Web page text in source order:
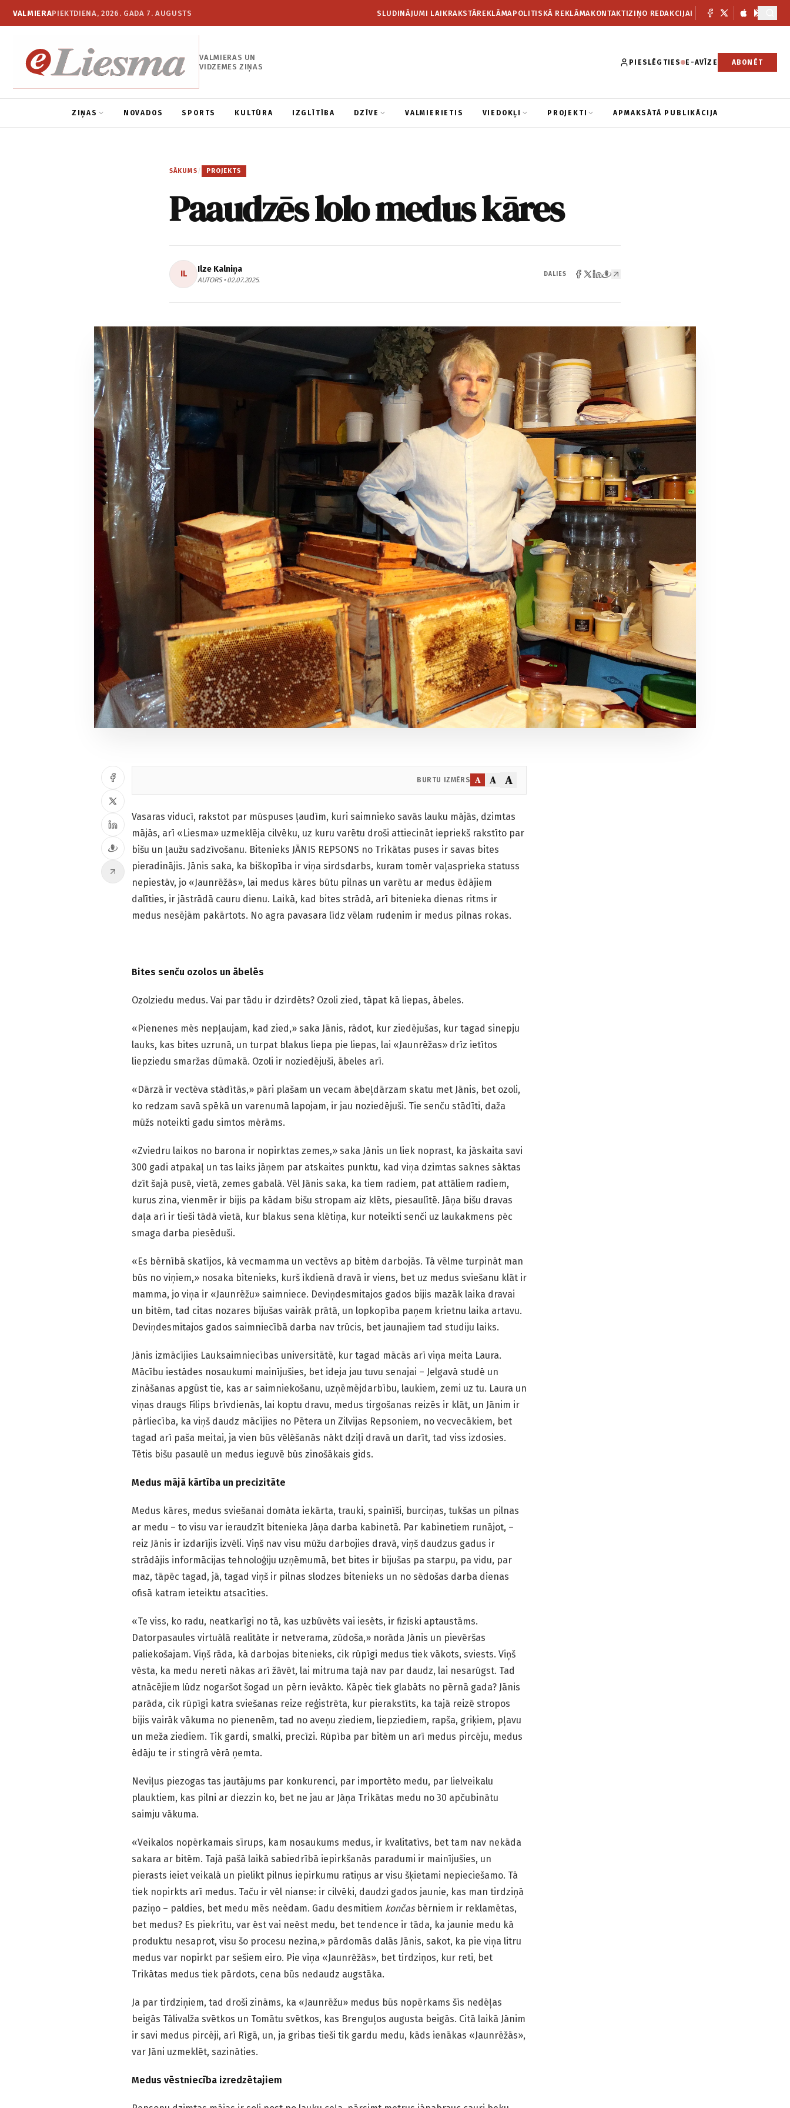
VALMIERAPIEKTDIENA, 2026. GADA 7. AUGUSTS SLUDINĀJUMI LAIKRAKSTĀREKLĀMAPOLITISKĀ REKLĀMAKONTAKTIZIŅO REDAKCIJAI
VALMIERAS UN
VIDZEMES ZIŅAS
PIESLĒGTIES E-AVĪZE ABONĒT
ZIŅAS NOVADOS SPORTS KULTŪRA IZGLĪTĪBA DZĪVE VALMIERIETIS VIEDOKĻI PROJEKTI APMAKSĀTĀ PUBLIKĀCIJA
SĀKUMS / PROJEKTS
Paaudzēs lolo medus kāres
IL Ilze Kalniņa
AUTORS • 02.07.2025.
DALIES
BURTU IZMĒRS A A A
Vasaras viducī, rakstot par mūspuses ļaudīm, kuri saimnieko savās lauku mājās, dzimtas
mājās, arī «Liesma» uzmeklēja cilvēku, uz kuru varētu droši attiecināt iepriekš rakstīto par
bišu un ļaužu sadzīvošanu. Bitenieks JĀNIS REPSONS no Trikātas puses ir savas bites
pieradinājis. Jānis saka, ka biškopība ir viņa sirdsdarbs, kuram tomēr vaļasprieka statuss
nepiestāv, jo «Jaunrēžās», lai medus kāres būtu pilnas un varētu ar medus ēdājiem
dalīties, ir jāstrādā cauru dienu. Laikā, kad bites strādā, arī bitenieka dienas ritms ir
medus nesējām pakārtots. No agra pavasara līdz vēlam rudenim ir medus pilnas rokas.
Bites senču ozolos un ābelēs
Ozolziedu medus. Vai par tādu ir dzirdēts? Ozoli zied, tāpat kā liepas, ābeles.
«Pienenes mēs nepļaujam, kad zied,» saka Jānis, rādot, kur ziedējušas, kur tagad sinepju
lauks, kas bites uzrunā, un turpat blakus liepa pie liepas, lai «Jaunrēžas» drīz ietītos
liepziedu smaržas dūmakā. Ozoli ir noziedējuši, ābeles arī.
«Dārzā ir vectēva stādītās,» pāri plašam un vecam ābeļdārzam skatu met Jānis, bet ozoli,
ko redzam savā spēkā un varenumā lapojam, ir jau noziedējuši. Tie senču stādīti, daža
mūžs noteikti gadu simtos mērāms.
«Zviedru laikos no barona ir nopirktas zemes,» saka Jānis un liek noprast, ka jāskaita savi
300 gadi atpakaļ un tas laiks jāņem par atskaites punktu, kad viņa dzimtas saknes sāktas
dzīt šajā pusē, vietā, zemes gabalā. Vēl Jānis saka, ka tiem radiem, pat attāliem radiem,
kurus zina, vienmēr ir bijis pa kādam bišu stropam aiz klēts, piesaulītē. Jāņa bišu dravas
daļa arī ir tieši tādā vietā, kur blakus sena klētiņa, kur noteikti senči uz laukakmens pēc
smaga darba piesēduši.
«Es bērnībā skatījos, kā vecmamma un vectēvs ap bitēm darbojās. Tā vēlme turpināt man
būs no viņiem,» nosaka bitenieks, kurš ikdienā dravā ir viens, bet uz medus sviešanu klāt ir
mamma, jo viņa ir «Jaunrēžu» saimniece. Deviņdesmitajos gados bijis mazāk laika dravai
un bitēm, tad citas nozares bijušas vairāk prātā, un lopkopība paņem krietnu laika artavu.
Deviņdesmitajos gados saimniecībā darba nav trūcis, bet jaunajiem tad studiju laiks.
Jānis izmācījies Lauksaimniecības universitātē, kur tagad mācās arī viņa meita Laura.
Mācību iestādes nosaukumi mainījušies, bet ideja jau tuvu senajai – Jelgavā studē un
zināšanas apgūst tie, kas ar saimniekošanu, uzņēmējdarbību, laukiem, zemi uz tu. Laura un
viņas draugs Filips brīvdienās, lai koptu dravu, medus tirgošanas reizēs ir klāt, un Jānim ir
pārliecība, ka viņš daudz mācījies no Pētera un Zilvijas Repsoniem, no vecvecākiem, bet
tagad arī paša meitai, ja vien būs vēlēšanās nākt dziļi dravā un darīt, tad viss izdosies.
Tētis bišu pasaulē un medus ieguvē būs zinošākais gids.
Medus mājā kārtība un precizitāte
Medus kāres, medus sviešanai domāta iekārta, trauki, spainīši, burciņas, tukšas un pilnas
ar medu – to visu var ieraudzīt bitenieka Jāņa darba kabinetā. Par kabinetiem runājot, –
reiz Jānis ir izdarījis izvēli. Viņš nav visu mūžu darbojies dravā, viņš daudzus gadus ir
strādājis informācijas tehnoloģiju uzņēmumā, bet bites ir bijušas pa starpu, pa vidu, par
maz, tāpēc tagad, jā, tagad viņš ir pilnas slodzes bitenieks un no sēdošas darba dienas
ofisā katram ieteiktu atsacīties.
«Te viss, ko radu, neatkarīgi no tā, kas uzbūvēts vai iesēts, ir fiziski aptaustāms.
Datorpasaules virtuālā realitāte ir netverama, zūdoša,» norāda Jānis un pievēršas
paliekošajam. Viņš rāda, kā darbojas bitenieks, cik rūpīgi medus tiek vākots, sviests. Viņš
vēsta, ka medu nereti nākas arī žāvēt, lai mitruma tajā nav par daudz, lai nesarūgst. Tad
atnācējiem lūdz nogaršot šogad un pērn ievākto. Kāpēc tiek glabāts no pērnā gada? Jānis
parāda, cik rūpīgi katra sviešanas reize reģistrēta, kur pierakstīts, ka tajā reizē stropos
bijis vairāk vākuma no pienenēm, tad no aveņu ziediem, liepziediem, rapša, griķiem, pļavu
un meža ziediem. Tik gardi, smalki, precīzi. Rūpība par bitēm un arī medus pircēju, medus
ēdāju te ir stingrā vērā ņemta.
Neviļus piezogas tas jautājums par konkurenci, par importēto medu, par lielveikalu
plauktiem, kas pilni ar diezzin ko, bet ne jau ar Jāņa Trikātas medu no 30 apčubinātu
saimju vākuma.
«Veikalos nopērkamais sīrups, kam nosaukums medus, ir kvalitatīvs, bet tam nav nekāda
sakara ar bitēm. Tajā pašā laikā sabiedrībā iepirkšanās paradumi ir mainījušies, un
pierasts ieiet veikalā un pielikt pilnus iepirkumu ratiņus ar visu šķietami nepieciešamo. Tā
tiek nopirkts arī medus. Taču ir vēl nianse: ir cilvēki, daudzi gados jaunie, kas man tirdziņā
paziņo – paldies, bet medu mēs neēdam. Gadu desmitiem končasbērniem ir reklamētas,
bet medus? Es piekrītu, var ēst vai neēst medu, bet tendence ir tāda, ka jaunie medu kā
produktu nesaprot, visu šo procesu nezina,» pārdomās dalās Jānis, sakot, ka pie viņa litru
medus var nopirkt par sešiem eiro. Pie viņa «Jaunrēžās», bet tirdziņos, kur reti, bet
Trikātas medus tiek pārdots, cena būs nedaudz augstāka.
Ja par tirdziņiem, tad droši zināms, ka «Jaunrēžu» medus būs nopērkams šīs nedēļas
beigās Tālivalža svētkos un Tomātu svētkos, kas Brenguļos augusta beigās. Citā laikā Jānim
ir savi medus pircēji, arī Rīgā, un, ja gribas tieši tik gardu medu, kāds ienākas «Jaunrēžās»,
var Jāni uzmeklēt, sazināties.
Medus vēstniecība izredzētajiem